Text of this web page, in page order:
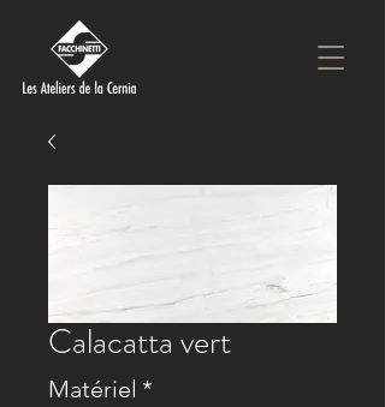
Calacatta vert
Matériel *